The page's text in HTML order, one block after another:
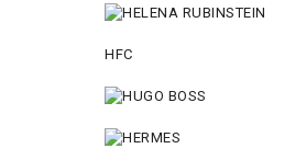
HFC